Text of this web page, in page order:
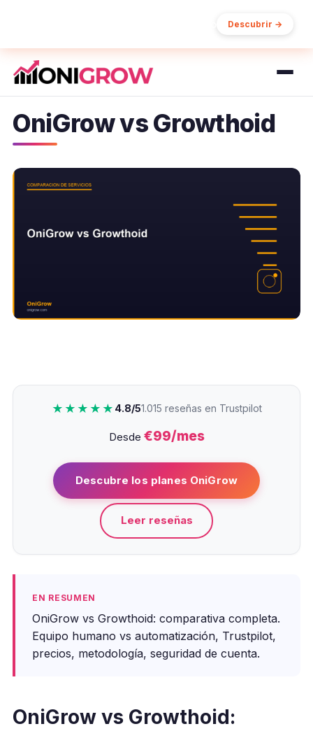
Descubrir →
OniGrow vs Growthoid
★★★★★ 4.8/51.015 reseñas en Trustpilot
Desde €99/mes
Descubre los planes OniGrow
Leer reseñas
EN RESUMEN
OniGrow vs Growthoid: comparativa completa.
Equipo humano vs automatización, Trustpilot,
precios, metodología, seguridad de cuenta.
OniGrow vs Growthoid: